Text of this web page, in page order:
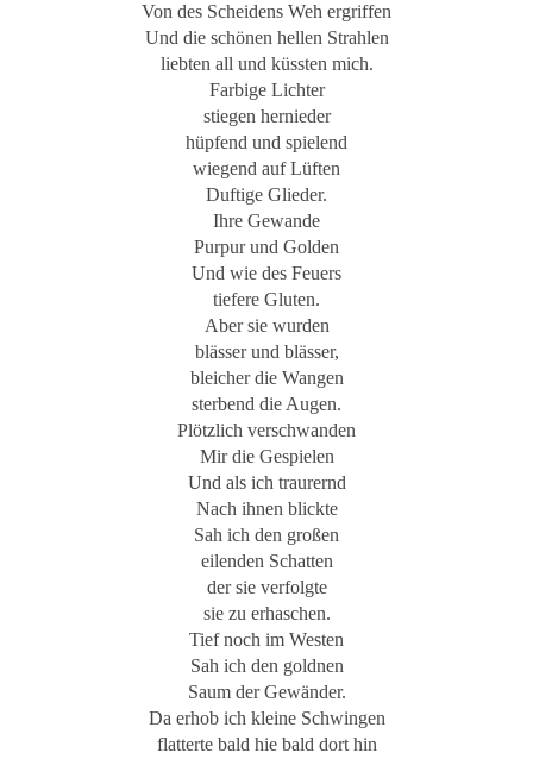
Von des Scheidens Weh ergriffen
Und die schönen hellen Strahlen
liebten all und küssten mich.
Farbige Lichter
stiegen hernieder
hüpfend und spielend
wiegend auf Lüften
Duftige Glieder.
Ihre Gewande
Purpur und Golden
Und wie des Feuers
tiefere Gluten.
Aber sie wurden
blässer und blässer,
bleicher die Wangen
sterbend die Augen.
Plötzlich verschwanden
Mir die Gespielen
Und als ich traurernd
Nach ihnen blickte
Sah ich den großen
eilenden Schatten
der sie verfolgte
sie zu erhaschen.
Tief noch im Westen
Sah ich den goldnen
Saum der Gewänder.
Da erhob ich kleine Schwingen
flatterte bald hie bald dort hin